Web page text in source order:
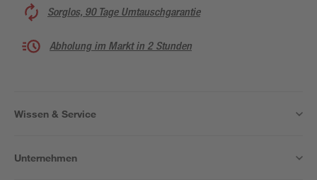
Sorglos, 90 Tage Umtauschgarantie
Abholung im Markt in 2 Stunden
Wissen & Service
Unternehmen